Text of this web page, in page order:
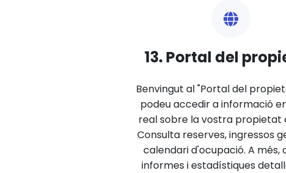
13. Portal del
Benvingut al "Portal del
podeu accedir a informació
real sobre la vostra propietat
Consulta reserves, ingressos
calendari d'ocupació. A més,
informes i estadístiques